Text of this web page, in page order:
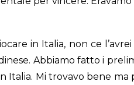
in Italia, non ce
Abbiamo fatto i
Mi trovavo bene ma